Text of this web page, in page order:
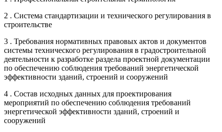
2 . Система стандартизации и технического регулирования в
строительстве
3 . Требования нормативных правовых актов и документов
системы технического регулирования в градостроительной
деятельности к разработке раздела проектной документации
по обеспечению соблюдения требований энергетической
эффективности зданий, строений и сооружений
4 . Состав исходных данных для проектирования
мероприятий по обеспечению соблюдения требований
энергетической эффективности зданий, строений и
сооружений